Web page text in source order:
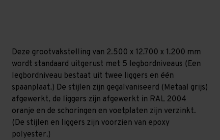
Deze grootvakstelling van 2.500 x 12.700 x 1.200 mm
wordt standaard uitgerust met 5 legbordniveaus (Een
legbordniveau bestaat uit twee liggers en één
spaanplaat.) De stijlen zijn gegalvaniseerd (Metaal grijs)
afgewerkt, de liggers zijn afgewerkt in RAL 2004
oranje en de schoringen en voetplaten zijn verzinkt.
(De stijlen en liggers zijn voorzien van epoxy
polyester.)